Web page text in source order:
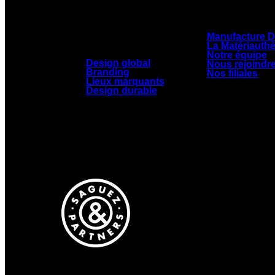
Design global
Branding
Lieux marquants
Design durable
Manufacture
La
Notre équipe
Nous
Nos filiales
Manufacture Design
6 Rue de l’Hippodrome